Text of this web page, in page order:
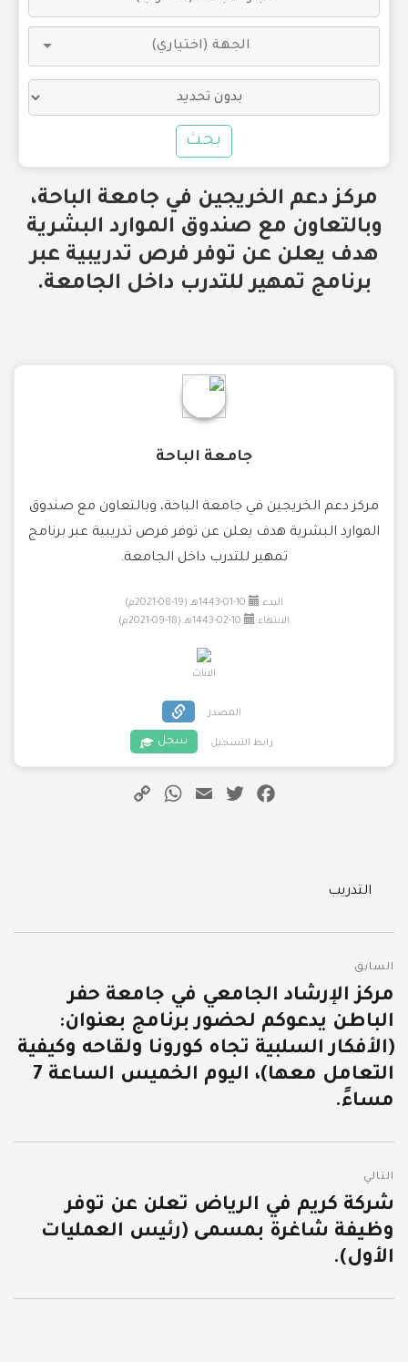
بحث
مركز دعم الخريجين في جامعة الباحة،
وبالتعاون مع صندوق الموارد البشرية
هدف يعلن عن توفر فرص تدريبية عبر
برنامج تمهير للتدرب داخل الجامعة.
جامعة الباحة
مركز دعم الخريجين في جامعة الباحة، وبالتعاون مع صندوق
الموارد البشرية هدف يعلن عن توفر فرص تدريبية عبر برنامج
تمهير للتدرب داخل الجامعة.
البدء:
الانتهاء:
الاناث
المصدر
رابط التسجيل سجل
Facebook
Twitter
Email
WhatsApp
Categories
التدريب
المقالات
السابق
المقالة
السابقة:
مركز الإرشاد الجامعي في جامعة حفر
الباطن يدعوكم لحضور برنامج بعنوان:
(الأفكار السلبية تجاه كورونا ولقاحه وكيفية
التعامل معها)، اليوم الخميس الساعة 7
مساءً.
التالي
المقالة
التالية:
شركة كريم في الرياض تعلن عن توفر
وظيفة شاغرة بمسمى (رئيس العمليات
الأول).